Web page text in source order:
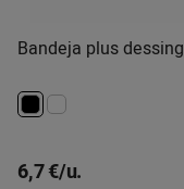
Bandeja plus dessing
6,7 €/u.